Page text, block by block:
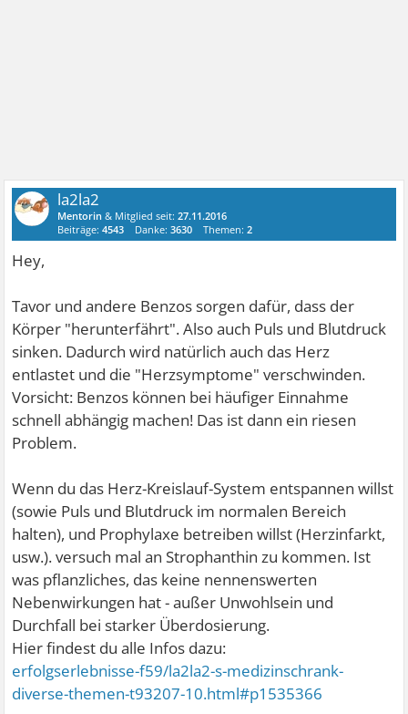
la2la2
Mentorin & Mitglied seit:27.11.2016
Beiträge:4543 Danke:3630 Themen:2
Hey,
Tavor und andere Benzos sorgen dafür, dass der
Körper "herunterfährt". Also auch Puls und Blutdruck
sinken. Dadurch wird natürlich auch das Herz
entlastet und die "Herzsymptome" verschwinden.
Vorsicht: Benzos können bei häufiger Einnahme
schnell abhängig machen! Das ist dann ein riesen
Problem.
Wenn du das Herz-Kreislauf-System entspannen willst
(sowie Puls und Blutdruck im normalen Bereich
halten), und Prophylaxe betreiben willst (Herzinfarkt,
usw.). versuch mal an Strophanthin zu kommen. Ist
was pflanzliches, das keine nennenswerten
Nebenwirkungen hat - außer Unwohlsein und
Durchfall bei starker Überdosierung.
Hier findest du alle Infos dazu:
erfolgserlebnisse-f59/la2la2-s-medizinschrank-
diverse-themen-t93207-10.html#p1535366